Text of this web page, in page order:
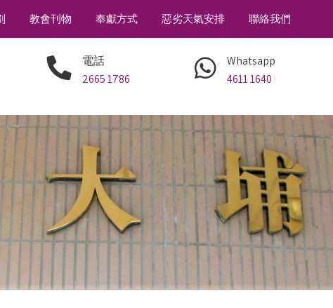
教會刊物 奉獻方式 惡劣天氣安排 聯絡我們
電話
2665 1786
Whatsapp
4611 1640